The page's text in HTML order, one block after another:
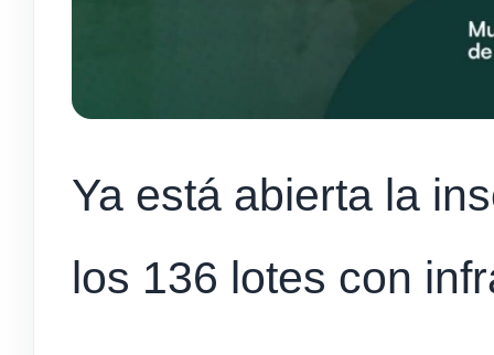
Ya está abierta la
los 136 lotes con